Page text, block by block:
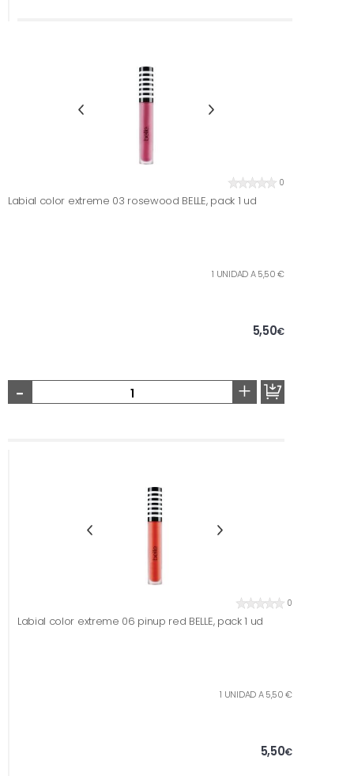
0
Labial color extreme 03 rosewood BELLE, pack 1 ud
1 UNIDAD A 5,50 €
5,50€
- +
0
Labial color extreme 06 pinup red BELLE, pack 1 ud
1 UNIDAD A 5,50 €
5,50€